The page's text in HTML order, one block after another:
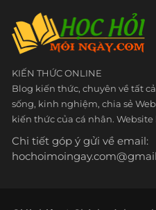
KIẾN THỨC ONLINE
Blog kiến thức, chuyên về tất
sống, kinh nghiệm, chia sẻ
kiến thức của cá nhân.
Chi tiết góp ý gửi về email: